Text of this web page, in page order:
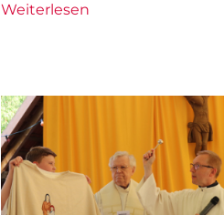
Weiterlesen